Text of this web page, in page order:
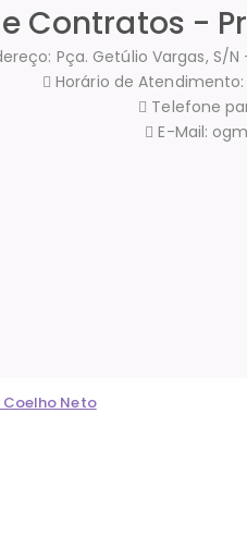
Contratos -
Pça. Getúlio Vargas, S/N
Horário de
Telefone
E-Mail:
Neto